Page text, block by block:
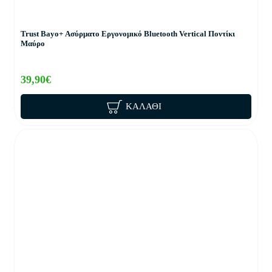
Trust Bayo+ Ασύρματο Εργονομικό Bluetooth Vertical Ποντίκι
Μαύρο
39,90€
ΚΑΛΆΘΙ